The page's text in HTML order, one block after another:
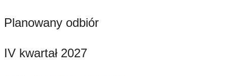
Planowany odbiór
IV kwartał 2027